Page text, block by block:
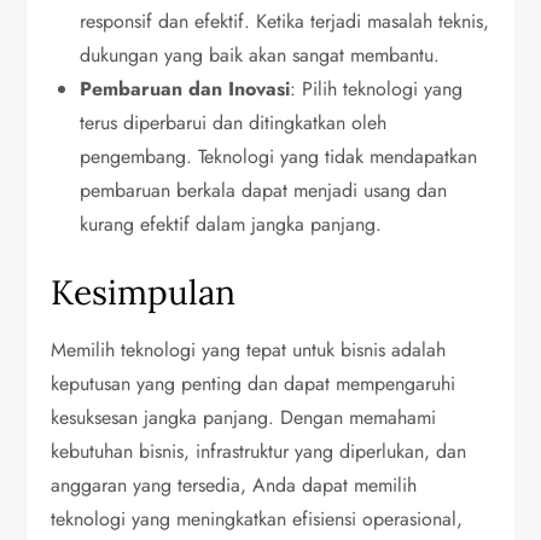
responsif dan efektif. Ketika terjadi masalah teknis,
dukungan yang baik akan sangat membantu.
Pembaruan dan Inovasi: Pilih teknologi yang
terus diperbarui dan ditingkatkan oleh
pengembang. Teknologi yang tidak mendapatkan
pembaruan berkala dapat menjadi usang dan
kurang efektif dalam jangka panjang.
Kesimpulan
Memilih teknologi yang tepat untuk bisnis adalah
keputusan yang penting dan dapat mempengaruhi
kesuksesan jangka panjang. Dengan memahami
kebutuhan bisnis, infrastruktur yang diperlukan, dan
anggaran yang tersedia, Anda dapat memilih
teknologi yang meningkatkan efisiensi operasional,